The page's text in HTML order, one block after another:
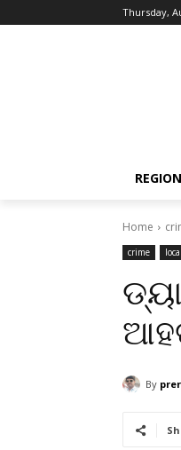
Thursday,
Home
crime local
By